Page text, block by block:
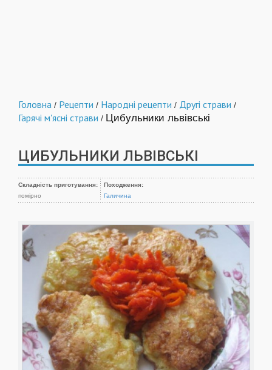
Головна / Рецепти / Народні рецепти / Другі страви /
Гарячі м'ясні страви / Цибульники львівські
ЦИБУЛЬНИКИ ЛЬВІВСЬКІ
Складність приготування:
помірно
Походження:
Галичина